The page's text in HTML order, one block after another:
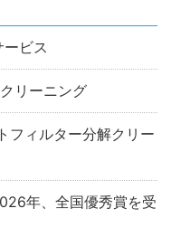
ビス
リーニング
フィルター分解クリー
年、全国優秀賞を受